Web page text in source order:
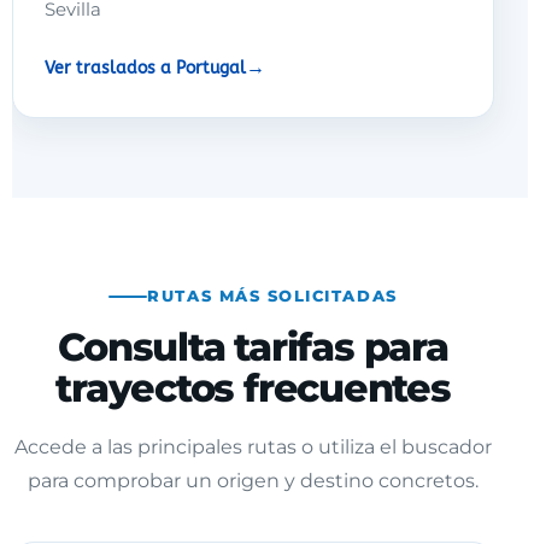
Sevilla
Ver traslados a Portugal
RUTAS MÁS SOLICITADAS
Consulta tarifas para
trayectos frecuentes
Accede a las principales rutas o utiliza el buscador
para comprobar un origen y destino concretos.